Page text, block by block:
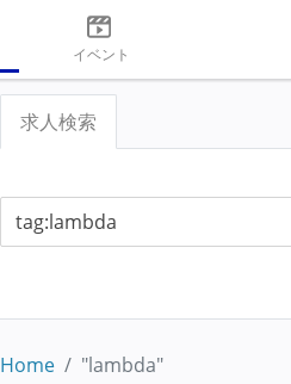
イベント
求人検索
Home "lambda"